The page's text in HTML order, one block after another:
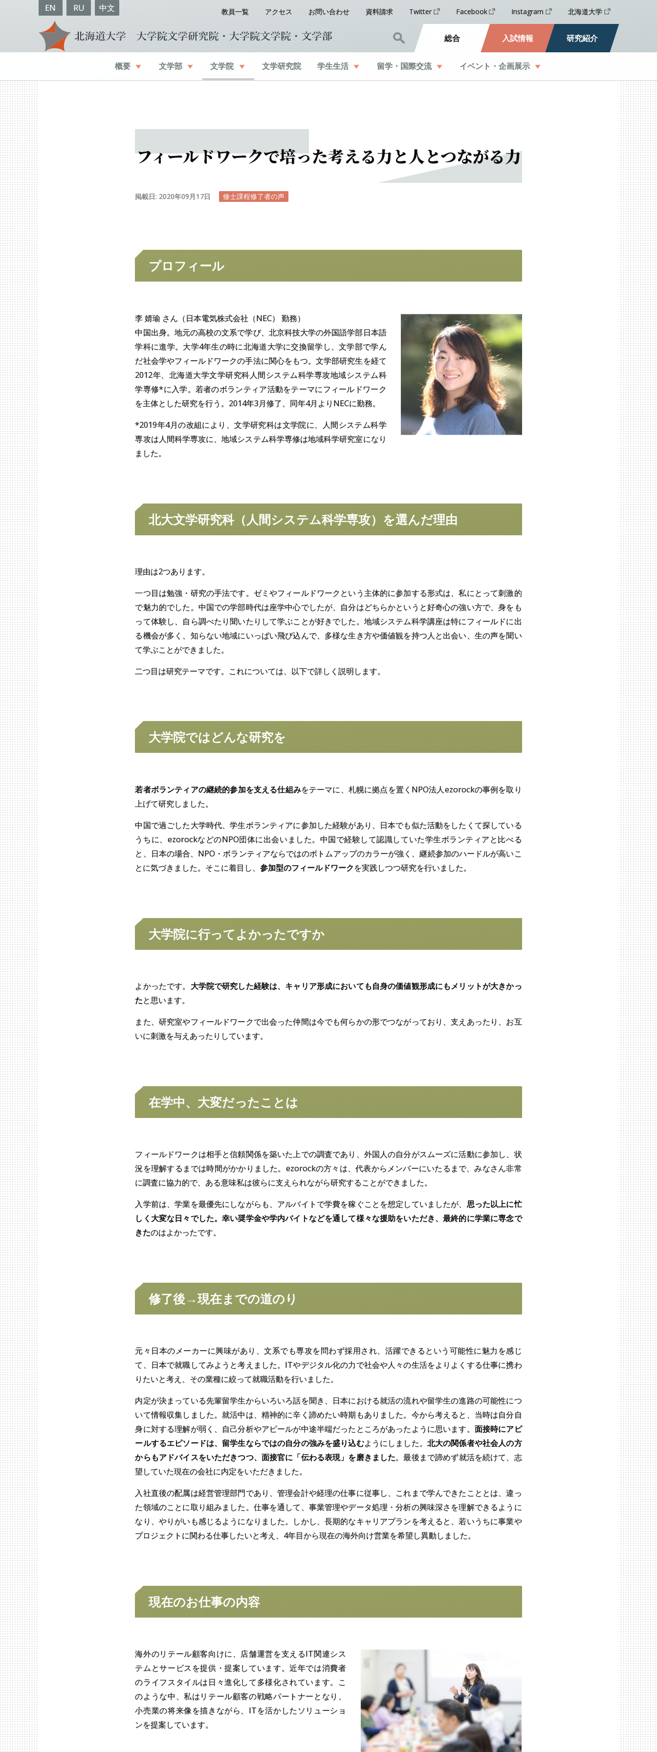
EN RU 中文 教員一覧 アクセス お問い合わせ 資料請求 Twitter Facebook Instagram 北海道大学
総合 入試情報 研究紹介
概要 文学部 文学院 文学研究院 学生生活 留学・ 国際交流 イベント ・企画展示
フィールドワークで培った考える力と人とつながる力
掲載日: 2020年09月17日 修士課程修了者の声
プロフィール
李 婧瑜 さん（日本電気株式会社（NEC） 勤務）
中国出身。地元の高校の文系で学び、北京科技大学の外国語学部日本語
学科に進学。大学4年生の時に北海道大学に交換留学し、文学部で学ん
だ社会学やフィールドワークの手法に関心をもつ。文学部研究生を経て
2012年、北海道大学文学研究科人間システム科学専攻地域システム科
学専修*に入学。若者のボランティア活動をテーマにフィールドワーク
を主体とした研究を行う。2014年3月修了、同年4月よりNECに勤務。
*2019年4月の改組により、文学研究科は文学院に、人間システム科学
専攻は人間科学専攻に、地域システム科学専修は地域科学研究室になり
ました。
北大文学研究科（人間システム科学専攻）を選んだ理由
理由は2つあります。
一つ目は勉強・研究の手法です。ゼミやフィールドワークという主体的に参加する形式は、私にとって刺激的
で魅力的でした。中国での学部時代は座学中心でしたが、自分はどちらかというと好奇心の強い方で、身をも
って体験し、自ら調べたり聞いたりして学ぶことが好きでした。地域システム科学講座は特にフィールドに出
る機会が多く、知らない地域にいっぱい飛び込んで、多様な生き方や価値観を持つ人と出会い、生の声を聞い
て学ぶことができました。
二つ目は研究テーマです。これについては、以下で詳しく説明します。
大学院ではどんな研究を
若者ボランティアの継続的参加を支える仕組みをテーマに、札幌に拠点を置くNPO法人ezorockの事例を取り
上げて研究しました。
中国で過ごした大学時代、学生ボランティアに参加した経験があり、日本でも似た活動をしたくて探している
うちに、ezorockなどのNPO団体に出会いました。中国で経験して認識していた学生ボランティアと比べる
と、日本の場合、NPO・ボランティアならではのボトムアップのカラーが強く、継続参加のハードルが高いこ
とに気づきました。そこに着目し、参加型のフィールドワークを実践しつつ研究を行いました。
大学院に行ってよかったですか
よかったです。 大学院で研究した経験は、キャリア形成においても自身の価値観形成にもメリットが大きかっ
たと思います。
また、研究室やフィールドワークで出会った仲間は今でも何らかの形でつながっており、支えあったり、お互
いに刺激を与えあったりしています。
在学中、 大変だったことは
フィールドワークは相手と信頼関係を築いた上での調査であり、外国人の自分がスムーズに活動に参加し、状
況を理解するまでは時間がかかりました。ezorockの方々は、代表からメンバーにいたるまで、みなさん非常
に調査に協力的で、ある意味私は彼らに支えられながら研究することができました。
入学前は、学業を最優先にしながらも、アルバイトで学費を稼ぐことを想定していましたが、 思った以上に忙
しく大変な日々でした。幸い奨学金や学内バイトなどを通して様々な援助をいただき、最終的に学業に専念で
きたのはよかったです。
修了後→現在までの道のり
元々日本のメーカーに興味があり、文系でも専攻を問わず採用され、活躍できるという可能性に魅力を感じ
て、日本で就職してみようと考えました。ITやデジタル化の力で社会や人々の生活をよりよくする仕事に携わ
りたいと考え、その業種に絞って就職活動を行いました。
内定が決まっている先輩留学生からいろいろ話を聞き、日本における就活の流れや留学生の進路の可能性につ
いて情報収集しました。就活中は、精神的に辛く諦めたい時期もありました。今から考えると、当時は自分自
身に対する理解が弱く、自己分析やアピールが中途半端だったところがあったように思います。 面接時にアピ
ールするエピソードは、留学生ならではの自分の強みを盛り込むようにしました。 北大の関係者や社会人の方
からもアドバイスをいただきつつ、面接官に「伝わる表現」を磨きました。最後まで諦めず就活を続けて、志
望していた現在の会社に内定をいただきました。
入社直後の配属は経営管理部門であり、管理会計や経理の仕事に従事し、これまで学んできたこととは、違っ
た領域のことに取り組みました。仕事を通して、事業管理やデータ処理・分析の興味深さを理解できるように
なり、やりがいも感じるようになりました。しかし、長期的なキャリアプランを考えると、若いうちに事業や
プロジェクトに関わる仕事したいと考え、4年目から現在の海外向け営業を希望し異動しました。
現在のお仕事の内容
海外のリテール顧客向けに、店舗運営を支えるIT関連シス
テムとサービスを提供・提案しています。近年では消費者
のライフスタイルは日々進化して多様化されています。こ
のような中、私はリテール顧客の戦略パートナーとなり、
小売業の将来像を描きながら、ITを活かしたソリューショ
ンを提案しています。